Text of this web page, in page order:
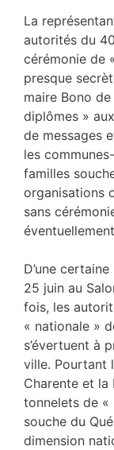
La
autorités du
cérémonie de
presque
maire Bono
diplômes »
de messages
les
familles
organisations
sans
D’une
25 juin au
fois, les
« nationale »
s’évertuent à
ville. Pourtant
Charente et la
tonnelets de «
souche du
dimension